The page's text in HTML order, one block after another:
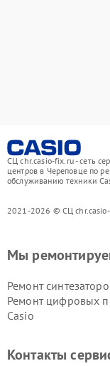
СЦ chr.casio-fix.ru - сеть
центров в Череповце по
обслуживанию техники
2021-2026 © СЦ
Мы
Ремонт
Ремонт цифровых
Casio
Контакты